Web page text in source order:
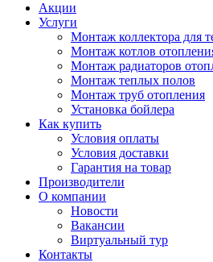
Акции
Услуги
Монтаж коллектора для
Монтаж котлов
Монтаж радиаторов
Монтаж теплых полов
Монтаж труб отопления
Установка бойлера
Как купить
Условия оплаты
Условия доставки
Гарантия на товар
Производители
О компании
Новости
Вакансии
Виртуальный тур
Контакты